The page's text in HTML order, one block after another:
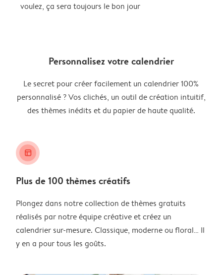
voulez, ça sera toujours le bon jour
Personnalisez votre calendrier
Le secret pour créer facilement un calendrier 100%
personnalisé ? Vos clichés, un outil de création intuitif,
des thèmes inédits et du papier de haute qualité.
layout_alt
Plus de 100 thèmes créatifs
Plongez dans notre collection de thèmes gratuits
réalisés par notre équipe créative et créez un
calendrier sur-mesure. Classique, moderne ou floral… Il
y en a pour tous les goûts.